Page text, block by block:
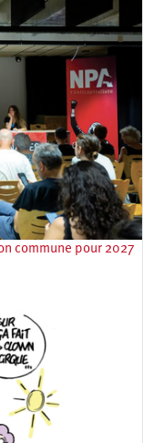
commune pour 2027